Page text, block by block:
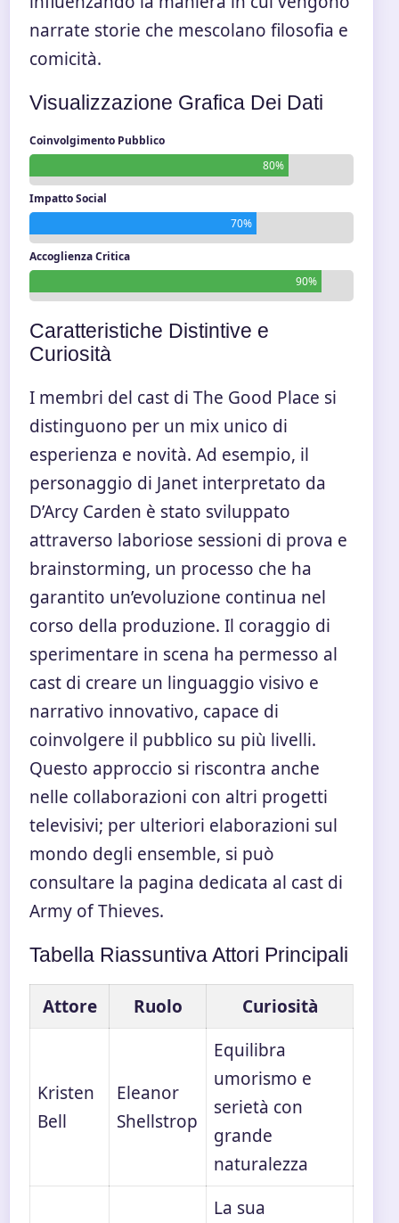
narrate storie che mescolano filosofia e
comicità.
Visualizzazione Grafica Dei Dati
Coinvolgimento Pubblico
80%
Impatto Social
70%
Accoglienza Critica
90%
Caratteristiche Distintive e
Curiosità
I membri del cast di The Good Place si
distinguono per un mix unico di
esperienza e novità. Ad esempio, il
personaggio di Janet interpretato da
D’Arcy Carden è stato sviluppato
attraverso laboriose sessioni di prova e
brainstorming, un processo che ha
garantito un’evoluzione continua nel
corso della produzione. Il coraggio di
sperimentare in scena ha permesso al
cast di creare un linguaggio visivo e
narrativo innovativo, capace di
coinvolgere il pubblico su più livelli.
Questo approccio si riscontra anche
nelle collaborazioni con altri progetti
televisivi; per ulteriori elaborazioni sul
mondo degli ensemble, si può
consultare la pagina dedicata al cast di
Army of Thieves.
Tabella Riassuntiva Attori Principali
Attore Ruolo Curiosità
Kristen
Bell
Eleanor
Shellstrop
Equilibra
umorismo e
serietà con
grande
naturalezza
La sua